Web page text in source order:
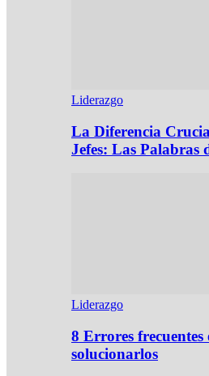
Liderazgo
La Diferencia
Jefes: Las Palabras
Liderazgo
8 Errores
solucionarlos